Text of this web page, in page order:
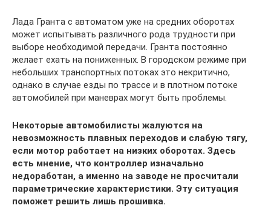
Лада Гранта с автоматом уже на средних оборотах
может испытывать различного рода трудности при
выборе необходимой передачи. Гранта постоянно
желает ехать на пониженных. В городском режиме при
небольших транспортных потоках это некритично,
однако в случае езды по трассе и в плотном потоке
автомобилей при маневрах могут быть проблемы.
Некоторые автомобилисты жалуются на
невозможность плавных переходов и слабую тягу,
если мотор работает на низких оборотах. Здесь
есть мнение, что контроллер изначально
недоработан, а именно на заводе не просчитали
параметрические характеристики. Эту ситуация
поможет решить лишь прошивка.